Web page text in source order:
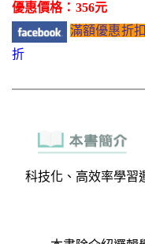
優惠價格：356元
滿額優惠折扣
折